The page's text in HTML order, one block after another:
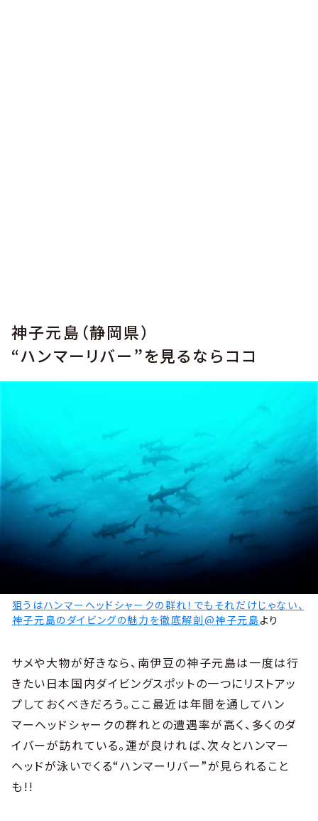
神子元島（静岡県）
“ハンマーリバー”を見るならココ
狙うはハンマーヘッドシャークの群れ！でもそれだけじゃない、
神子元島のダイビングの魅力を徹底解剖@神子元島より
サメや大物が好きなら、南伊豆の神子元島は一度は行
きたい日本国内ダイビングスポットの一つにリストアッ
プしておくべきだろう。ここ最近は年間を通してハン
マーヘッドシャークの群れとの遭遇率が高く、多くのダ
イバーが訪れている。運が良ければ、次々とハンマー
ヘッドが泳いでくる“ハンマーリバー”が見られること
も!!